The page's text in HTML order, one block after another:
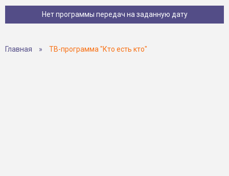
Нет программы передач на заданную дату
Главная » ТВ-программа "Кто есть кто"